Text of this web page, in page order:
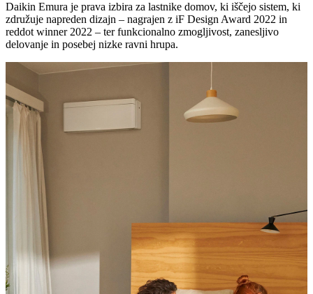
Daikin Emura je prava izbira za lastnike domov, ki iščejo sistem, ki
združuje napreden dizajn – nagrajen z iF Design Award 2022 in
reddot winner 2022 – ter funkcionalno zmogljivost, zanesljivo
delovanje in posebej nizke ravni hrupa.